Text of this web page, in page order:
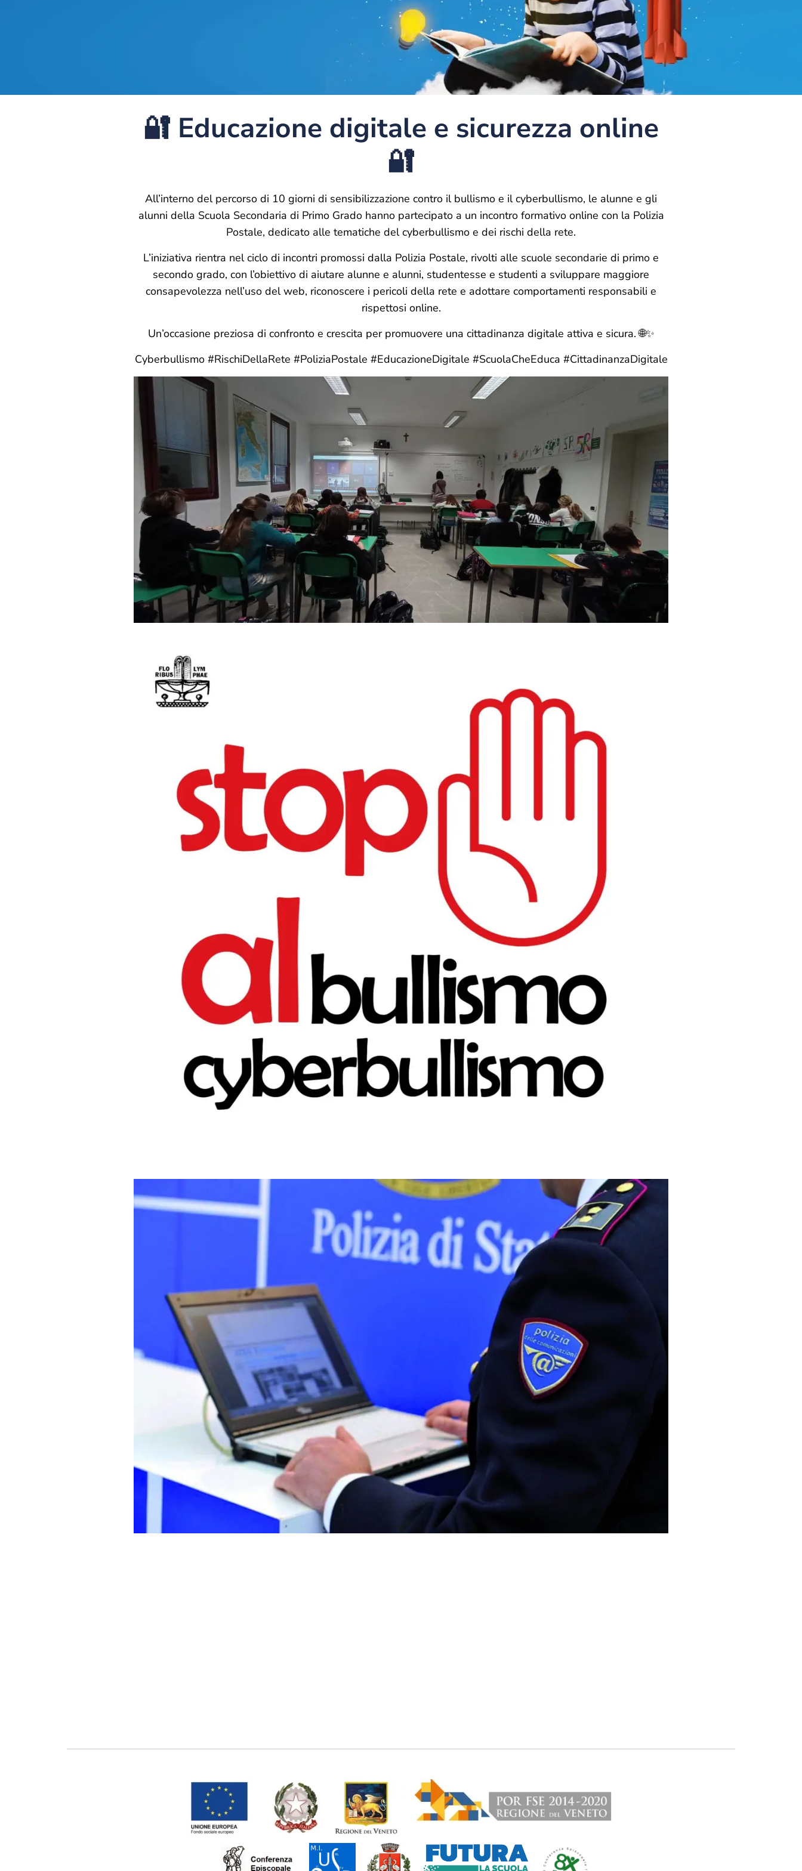
🔐 Educazione digitale e sicurezza online
🔐
All’interno del percorso di 10 giorni di sensibilizzazione contro il bullismo e il cyberbullismo, le alunne e gli
alunni della Scuola Secondaria di Primo Grado hanno partecipato a un incontro formativo online con la Polizia
Postale, dedicato alle tematiche del cyberbullismo e dei rischi della rete.
L’iniziativa rientra nel ciclo di incontri promossi dalla Polizia Postale, rivolti alle scuole secondarie di primo e
secondo grado, con l’obiettivo di aiutare alunne e alunni, studentesse e studenti a sviluppare maggiore
consapevolezza nell’uso del web, riconoscere i pericoli della rete e adottare comportamenti responsabili e
rispettosi online.
Un’occasione preziosa di confronto e crescita per promuovere una cittadinanza digitale attiva e sicura. 🌐✨
Cyberbullismo #RischiDellaRete #PoliziaPostale #EducazioneDigitale #ScuolaCheEduca #CittadinanzaDigitale